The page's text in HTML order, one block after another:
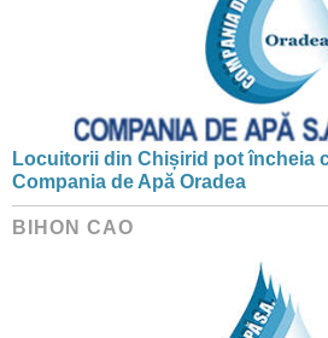
Locuitorii din Chișirid pot încheia
Compania de Apă Oradea
BIHON CAO